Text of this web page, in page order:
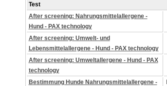
Test
After screening: Nahrungsmittelallergene -
Hund - PAX technology
After screening: Umwelt- und
Lebensmittelallergene - Hund - PAX technology
After screening: Umweltallergene - Hund - PAX
technology
Bestimmung Hunde Nahrungsmittelallergene -